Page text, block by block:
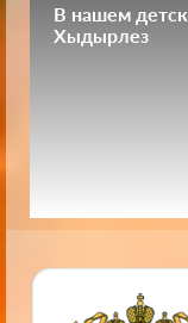
В нашем
Хыдырлез